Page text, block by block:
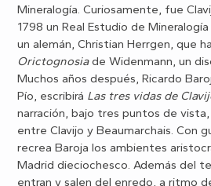
Mineralogía. Curiosamente, fue
1798 un Real Estudio de
un alemán, Christian Herrgen, que
Orictognosiade Widenmann, un
Muchos años después, Ricardo
Pío, escribirá Las tres vidas de
narración, bajo tres puntos de
entre Clavijo y Beaumarchais. Con
recrea Baroja los ambientes
Madrid dieciochesco. Además del
entran y salen del enredo, a ritmo